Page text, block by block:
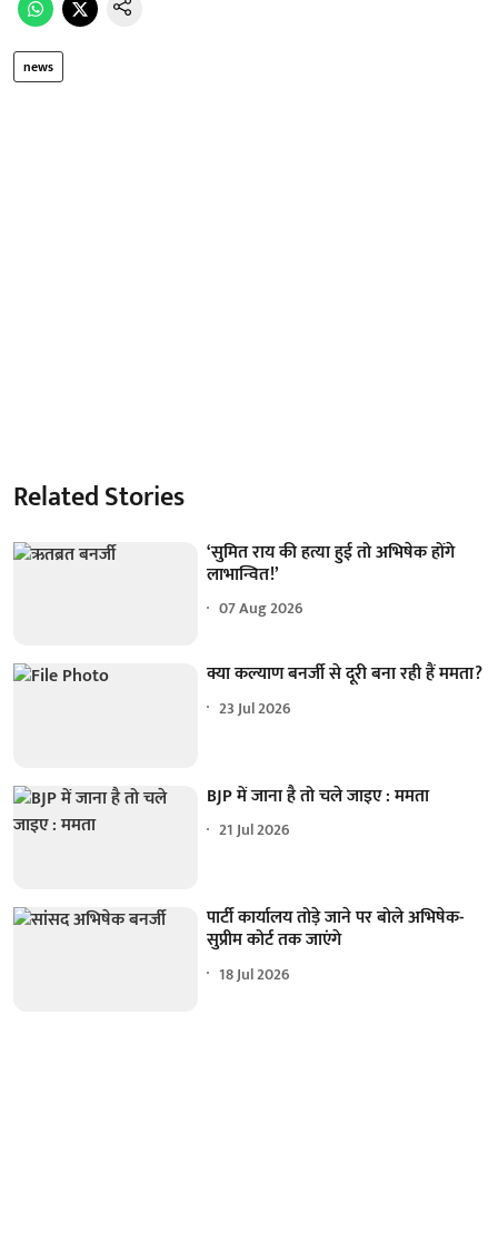
news
Related Stories
‘सुमित राय की हत्या हुई तो अभिषेक होंगे
लाभान्वित!’
07 Aug 2026
क्या कल्याण बनर्जी से दूरी बना रही हैं ममता?
23 Jul 2026
BJP में जाना है तो चले जाइए : ममता
21 Jul 2026
पार्टी कार्यालय तोड़े जाने पर बोले अभिषेक-
सुप्रीम कोर्ट तक जाएंगे
18 Jul 2026